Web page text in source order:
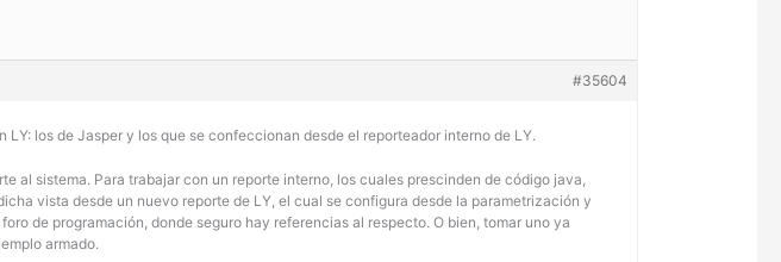
#35604
los de Jasper y los que se confeccionan desde el reporteador interno de LY.
al sistema. Para trabajar con un reporte interno, los cuales prescinden de código java,
vista desde un nuevo reporte de LY, el cual se configura desde la parametrización y
de programación, donde seguro hay referencias al respecto. O bien, tomar uno ya
armado.